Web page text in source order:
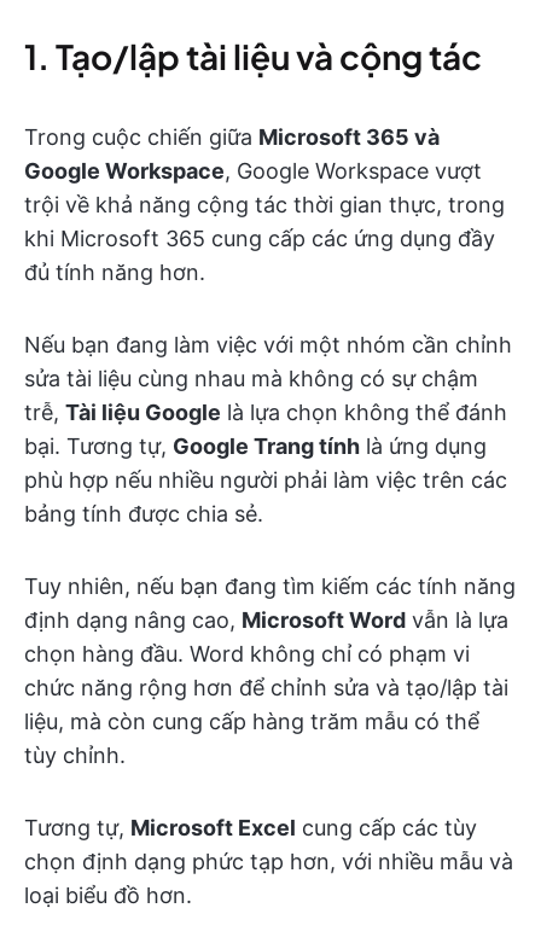
1. Tạo/lập tài liệu và cộng tác
Trong cuộc chiến giữa Microsoft 365 và
Google Workspace, Google Workspace vượt
trội về khả năng cộng tác thời gian thực, trong
khi Microsoft 365 cung cấp các ứng dụng đầy
đủ tính năng hơn.
Nếu bạn đang làm việc với một nhóm cần chỉnh
sửa tài liệu cùng nhau mà không có sự chậm
trễ, Tài liệu Google là lựa chọn không thể đánh
bại. Tương tự, Google Trang tính là ứng dụng
phù hợp nếu nhiều người phải làm việc trên các
bảng tính được chia sẻ.
Tuy nhiên, nếu bạn đang tìm kiếm các tính năng
định dạng nâng cao, Microsoft Word vẫn là lựa
chọn hàng đầu. Word không chỉ có phạm vi
chức năng rộng hơn để chỉnh sửa và tạo/lập tài
liệu, mà còn cung cấp hàng trăm mẫu có thể
tùy chỉnh.
Tương tự, Microsoft Excel cung cấp các tùy
chọn định dạng phức tạp hơn, với nhiều mẫu và
loại biểu đồ hơn.